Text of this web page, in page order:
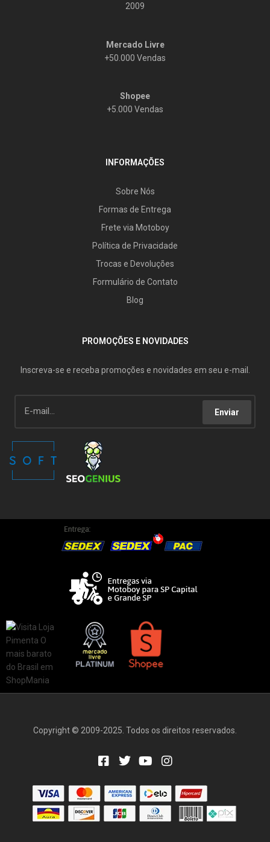
2009
Mercado Livre
+50.000 Vendas
Shopee
+5.000 Vendas
INFORMAÇÕES
Sobre Nós
Formas de Entrega
Frete via Motoboy
Política de Privacidade
Trocas e Devoluções
Formulário de Contato
Blog
PROMOÇÕES E NOVIDADES
Inscreva-se e receba promoções e novidades em seu e-mail.
Enviar
Copyright © 2009-2025. Todos os direitos reservados.